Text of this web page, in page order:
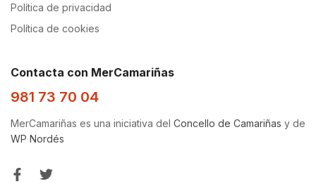
Política de privacidad
Política de cookies
Contacta con MerCamariñas
981 73 70 04
MerCamariñas es una iniciativa del Concello de Camariñas y de
WP Nordés